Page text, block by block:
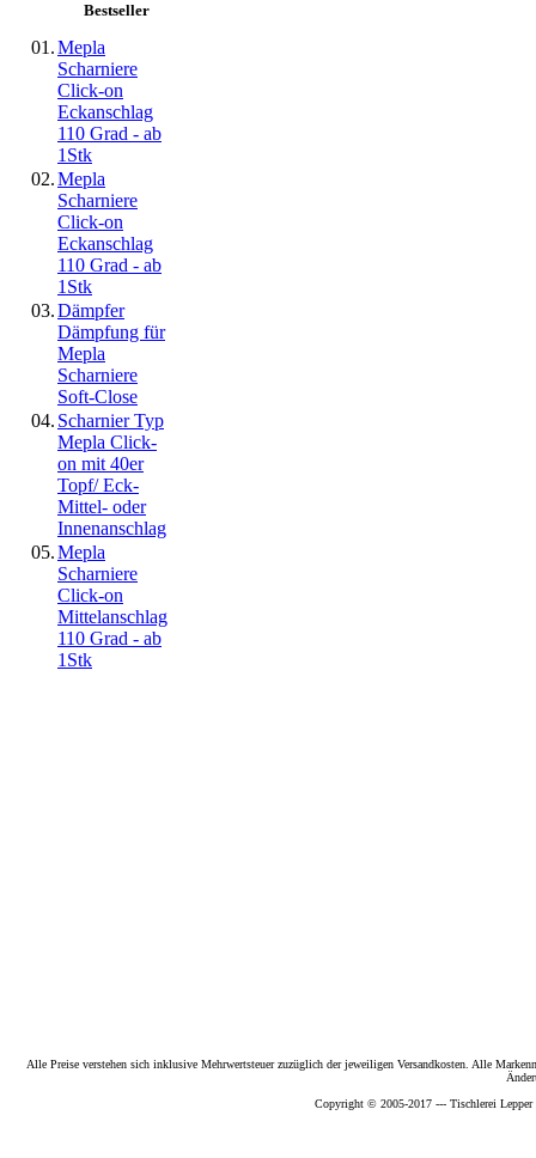
Bestseller
01.Mepla
Scharniere
Click-on
Eckanschlag
110 Grad - ab
1Stk
02.Mepla
Scharniere
Click-on
Eckanschlag
110 Grad - ab
1Stk
03.Dämpfer
Dämpfung für
Mepla
Scharniere
Soft-Close
04. Scharnier Typ
Mepla Click-
on mit 40er
Topf/ Eck-
Mittel- oder
Innenanschlag
05.Mepla
Scharniere
Click-on
Mittelanschlag
110 Grad - ab
1Stk
Alle Preise verstehen sich inklusive Mehrwertsteuer zuzüglich der jeweiligen Versandkosten. Alle
Copyright © 2005-2017 --- Tischlerei Lepper